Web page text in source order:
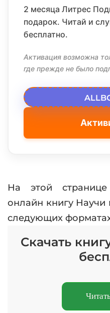
2 месяца Литрес
подарок. Читай и
бесплатно.
Активация возможна
где прежде не было
На этой
онлайн книгу Научи
следующих
Скачать